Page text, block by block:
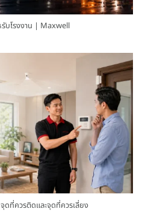
รับโรงงาน | Maxwell
ดที่ควรติดและจุดที่ควรเลี่ยง